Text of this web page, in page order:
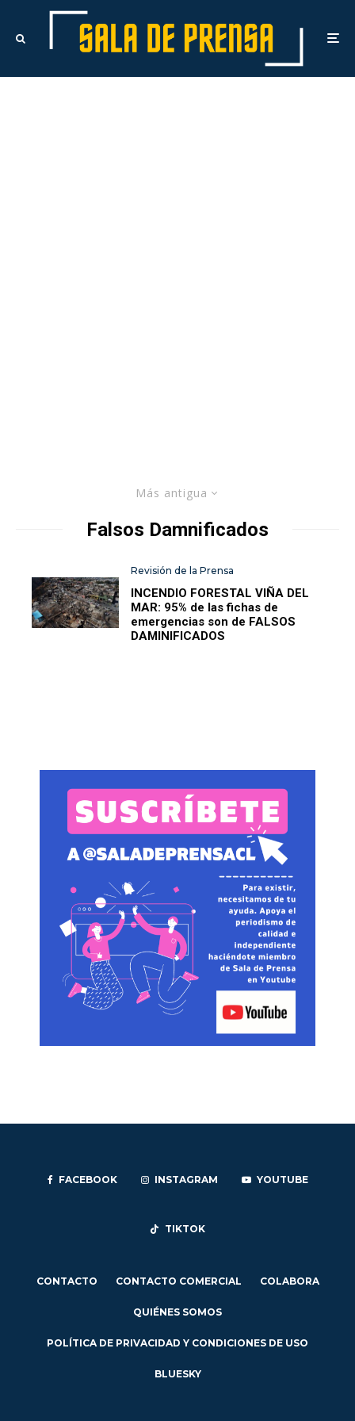
Más antigua
Falsos Damnificados
Revisión de la Prensa
INCENDIO FORESTAL VIÑA DEL
MAR: 95% de las fichas de
emergencias son de FALSOS
DAMINIFICADOS
FACEBOOK INSTAGRAM YOUTUBE
TIKTOK
CONTACTO CONTACTO COMERCIAL COLABORA
QUIÉNES SOMOS
POLÍTICA DE PRIVACIDAD Y CONDICIONES DE USO
BLUESKY